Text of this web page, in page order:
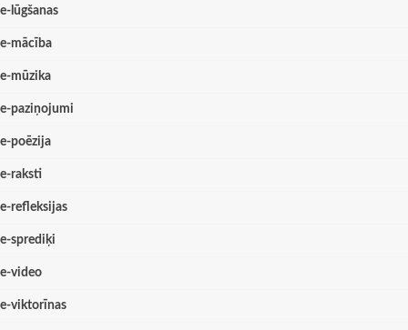
e-lūgšanas
e-mācība
e-mūzika
e-paziņojumi
e-poēzija
e-raksti
e-refleksijas
e-sprediķi
e-video
e-viktorīnas